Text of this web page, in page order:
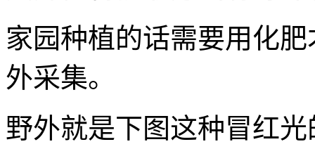
家园种植的话需要用化
外采集。
野外就是下图这种冒红